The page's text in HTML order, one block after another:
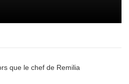
que le chef de Remilia